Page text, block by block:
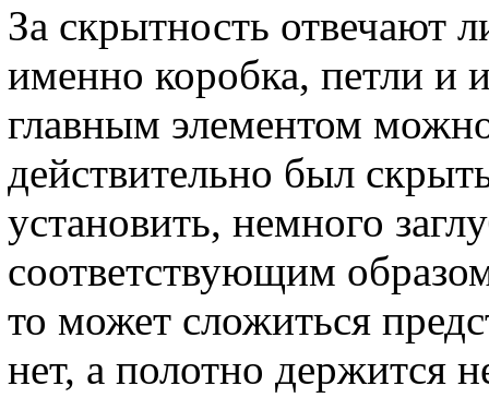
За скрытность отвечают
именно коробка, петли и
главным элементом
действительно был
установить, немного
соответствующим
то может сложиться
нет, а полотно держится